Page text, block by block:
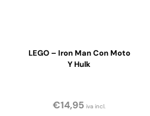
LEGO – Iron Man Con Moto
Y Hulk
€14,95 iva incl.